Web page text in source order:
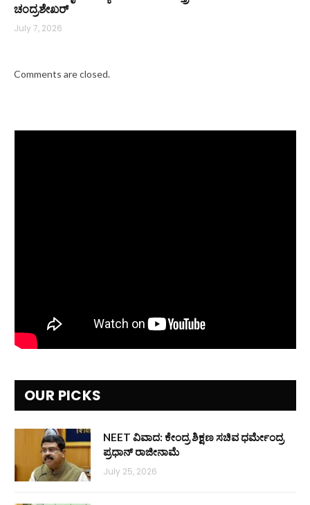
ಚಂದ್ರಶೇಖರ್
July 7, 2026
Comments are closed.
OUR PICKS
NEET ವಿವಾದ: ಕೇಂದ್ರ ಶಿಕ್ಷಣ ಸಚಿವ ಧರ್ಮೇಂದ್ರ
ಪ್ರಧಾನ್ ರಾಜೀನಾಮೆ
July 25, 2026